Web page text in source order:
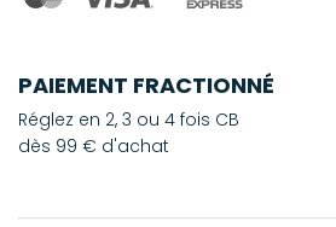
PAIEMENT FRACTIONNÉ
Réglez en 2, 3 ou 4 fois CB
dès 99 € d'achat